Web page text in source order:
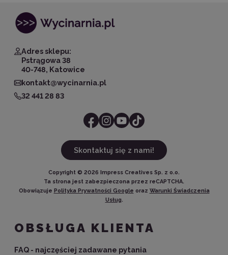
Adres sklepu:
Pstrągowa 38
40-748, Katowice
kontakt@wycinarnia.pl
32 441 28 83
Skontaktuj się z nami!
Copyright © 2026 Impress Creatives Sp. z o.o.
Ta strona jest zabezpieczona przez reCAPTCHA.
Obowiązuje Polityka Prywatności Google oraz Warunki Świadczenia
Usług.
OBSŁUGA KLIENTA
FAQ - najczęściej zadawane pytania